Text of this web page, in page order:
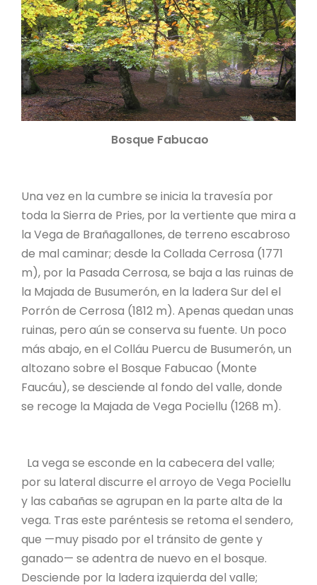
Bosque Fabucao
Una vez en la cumbre se inicia la travesía por
toda la Sierra de Pries, por la vertiente que mira a
la Vega de Brañagallones, de terreno escabroso
de mal caminar; desde la Collada Cerrosa (1771
m), por la Pasada Cerrosa, se baja a las ruinas de
la Majada de Busumerón, en la ladera Sur del el
Porrón de Cerrosa (1812 m). Apenas quedan unas
ruinas, pero aún se conserva su fuente. Un poco
más abajo, en el Colláu Puercu de Busumerón, un
altozano sobre el Bosque Fabucao (Monte
Faucáu), se desciende al fondo del valle, donde
se recoge la Majada de Vega Pociellu (1268 m).
La vega se esconde en la cabecera del valle;
por su lateral discurre el arroyo de Vega Pociellu
y las cabañas se agrupan en la parte alta de la
vega. Tras este paréntesis se retoma el sendero,
que —muy pisado por el tránsito de gente y
ganado— se adentra de nuevo en el bosque.
Desciende por la ladera izquierda del valle;